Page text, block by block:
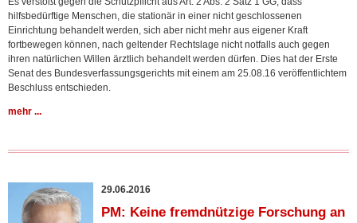
hilfsbedürftige Menschen, die stationär in einer nicht geschlossenen
Einrichtung behandelt werden, sich aber nicht mehr aus eigener Kraft
fortbewegen können, nach geltender Rechtslage nicht notfalls auch gegen
ihren natürlichen Willen ärztlich behandelt werden dürfen. Dies hat der Erste
Senat des Bundesverfassungsgerichts mit einem am 25.08.16 veröffentlichtem
Beschluss entschieden.
mehr ...
29.06.2016
PM: Keine fremdnützige Forschung an